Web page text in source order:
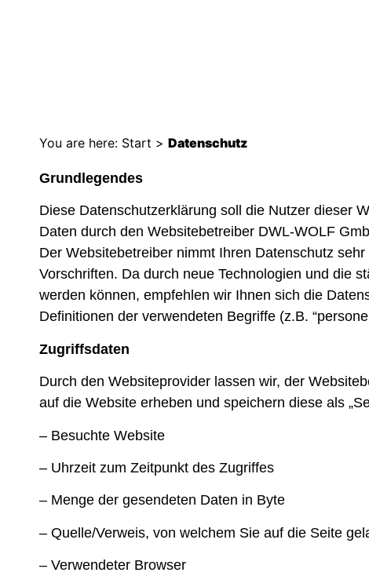
You are here: Start > Datenschutz
Grundlegendes
Diese Datenschutzerklärung soll die Nutzer dieser
Daten durch den Websitebetreiber DWL-WOLF
Der Websitebetreiber nimmt Ihren Datenschutz
Vorschriften. Da durch neue Technologien und die
werden können, empfehlen wir Ihnen sich die
Definitionen der verwendeten Begriffe (z.B.
Zugriffsdaten
Durch den Websiteprovider lassen wir, der
auf die Website erheben und speichern diese als
– Besuchte Website
– Uhrzeit zum Zeitpunkt des Zugriffes
– Menge der gesendeten Daten in Byte
– Quelle/Verweis, von welchem Sie auf die Seite
– Verwendeter Browser